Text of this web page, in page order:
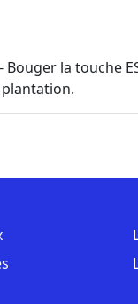
Bouger la touche